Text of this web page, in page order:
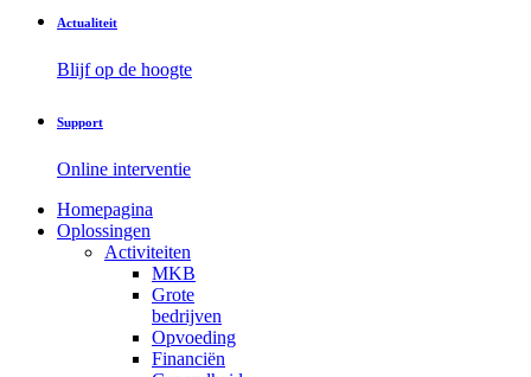
Actualiteit
Blijf op de hoogte
Support
Online interventie
Homepagina
Oplossingen
Activiteiten
MKB
Grote
bedrijven
Opvoeding
Financiën